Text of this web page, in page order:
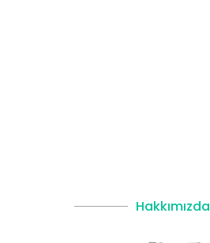
Hakkımızda